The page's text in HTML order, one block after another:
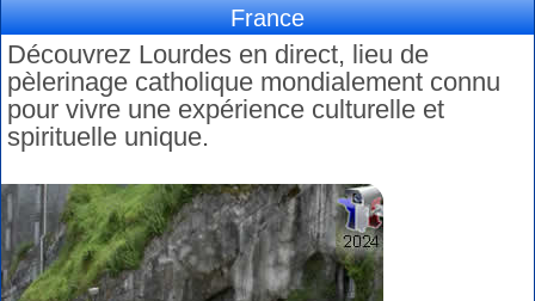
France
Découvrez Lourdes en direct, lieu de
pèlerinage catholique mondialement connu
pour vivre une expérience culturelle et
spirituelle unique.